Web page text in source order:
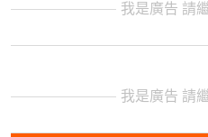
我是廣告 請
我是廣告 請